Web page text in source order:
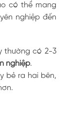
có thể mang
nghiệp đến
thường có 2-3
nghiệp.
bẻ ra hai bên,